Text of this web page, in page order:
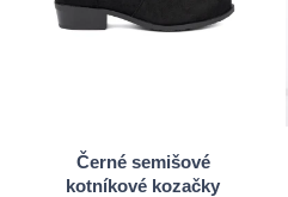
Černé semišové
kotníkové kozačky
36 37